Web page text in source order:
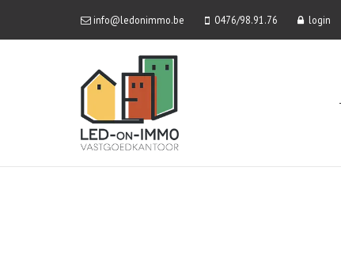
info@ledonimmo.be 0476/98.91.76 login